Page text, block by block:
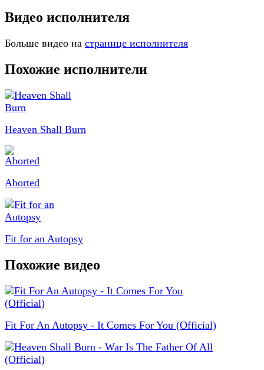
Видео исполнителя
Больше видео на странице исполнителя
Похожие исполнители
Heaven Shall Burn
Aborted
Fit for an Autopsy
Похожие видео
Fit For An Autopsy - It Comes For You (Official)